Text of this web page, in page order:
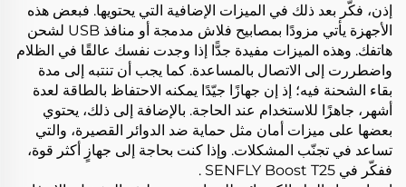
إذن، فكّر بعد ذلك في الميزات الإضافية التي يحتويها. فبعض هذه
الأجهزة يأتي مزودًا بمصابيح فلاش مدمجة أو منافذ USB لشحن
هاتفك. وهذه الميزات مفيدة جدًّا إذا وجدت نفسك عالقًا في الظلام
واضطررت إلى الاتصال بالمساعدة. كما يجب أن تنتبه إلى مدة
بقاء الشحنة فيه؛ إذ إن جهازًا جيّدًا يمكنه الاحتفاظ بالطاقة لعدة
أشهر، جاهزًا للاستخدام عند الحاجة. بالإضافة إلى ذلك، يحتوي
بعضها على ميزات أمان مثل حماية ضد الدوائر القصيرة، والتي
تساعد في تجنّب المشكلات. وإذا كنت بحاجة إلى جهازٍ أكثر قوة،
ففكّر في SENFLY Boost T25
.